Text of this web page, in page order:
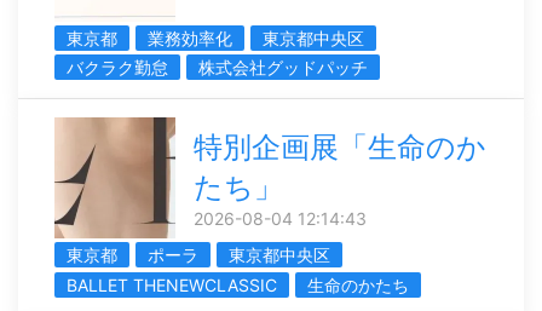
東京都 業務効率化
東京都中央区
バクラク勤怠
株式会社グッドパッチ
特別企画展「生命のか
たち」
2026-08-04 12:14:43
東京都
ポーラ
東京都中央区
BALLET THENEWCLASSIC
生命のかたち